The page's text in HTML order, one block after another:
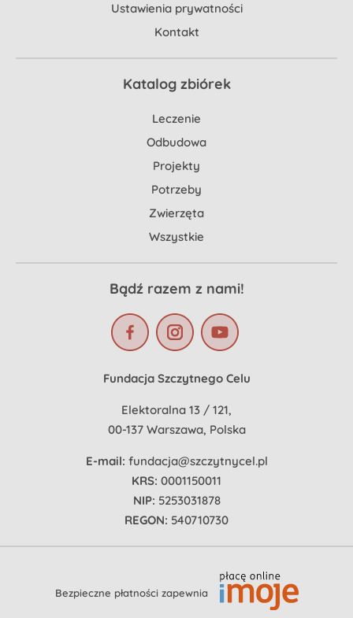
Ustawienia prywatności
Kontakt
Katalog zbiórek
Leczenie
Odbudowa
Projekty
Potrzeby
Zwierzęta
Wszystkie
Bądź razem z nami!
Fundacja Szczytnego Celu
Elektoralna 13 / 121,
00-137 Warszawa, Polska
E-mail: fundacja@szczytnycel.pl
KRS: 0001150011
NIP: 5253031878
REGON: 540710730
Bezpieczne płatności zapewnia